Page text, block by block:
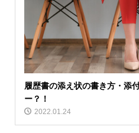
履歴書の添え状の書き方・添
ー？！
2022.01.24